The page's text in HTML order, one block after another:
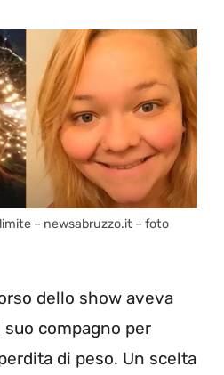
– newsabruzzo.it – foto
dello show aveva
compagno per
di peso. Un scelta